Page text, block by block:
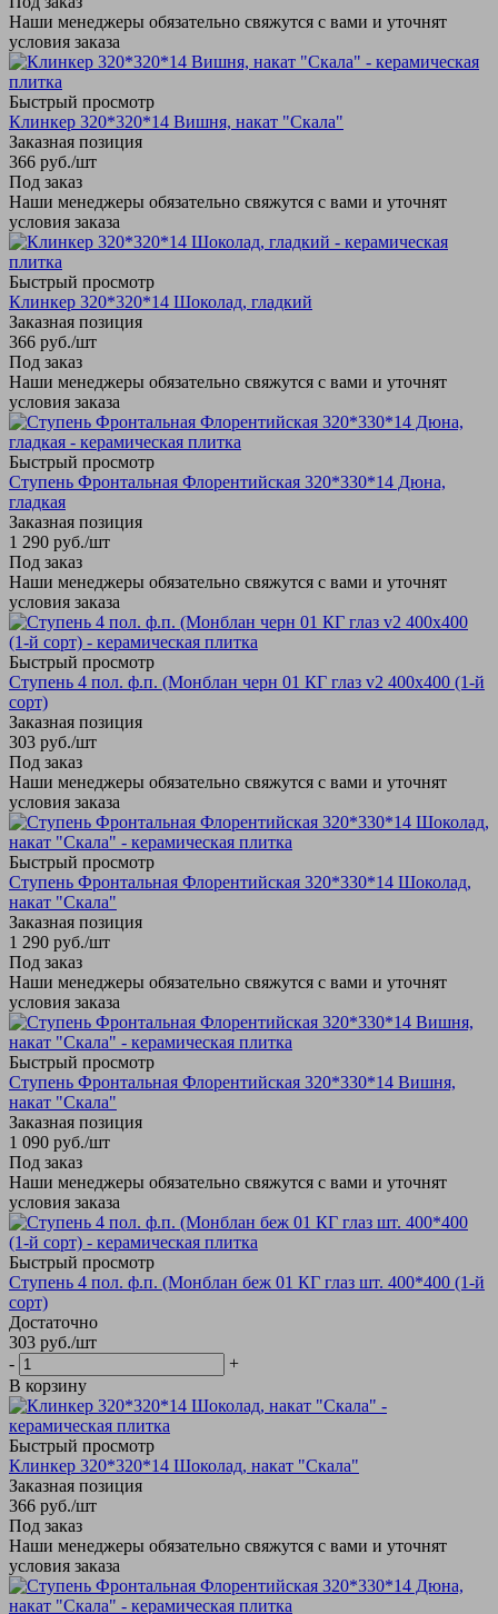
Наши менеджеры обязательно свяжутся с вами и уточнят
условия заказа
Быстрый просмотр
Клинкер 320*320*14 Вишня, накат "Скала"
Заказная позиция
366 руб./шт
Под заказ
Наши менеджеры обязательно свяжутся с вами и уточнят
условия заказа
Быстрый просмотр
Клинкер 320*320*14 Шоколад, гладкий
Заказная позиция
366 руб./шт
Под заказ
Наши менеджеры обязательно свяжутся с вами и уточнят
условия заказа
Быстрый просмотр
Ступень Фронтальная Флорентийская 320*330*14 Дюна,
гладкая
Заказная позиция
1 290 руб./шт
Под заказ
Наши менеджеры обязательно свяжутся с вами и уточнят
условия заказа
Быстрый просмотр
Ступень 4 пол. ф.п. (Монблан черн 01 КГ глаз v2 400х400 (1-й
сорт)
Заказная позиция
303 руб./шт
Под заказ
Наши менеджеры обязательно свяжутся с вами и уточнят
условия заказа
Быстрый просмотр
Ступень Фронтальная Флорентийская 320*330*14 Шоколад,
накат "Скала"
Заказная позиция
1 290 руб./шт
Под заказ
Наши менеджеры обязательно свяжутся с вами и уточнят
условия заказа
Быстрый просмотр
Ступень Фронтальная Флорентийская 320*330*14 Вишня,
накат "Скала"
Заказная позиция
1 090 руб./шт
Под заказ
Наши менеджеры обязательно свяжутся с вами и уточнят
условия заказа
Быстрый просмотр
Ступень 4 пол. ф.п. (Монблан беж 01 КГ глаз шт. 400*400 (1-й
сорт)
Достаточно
303 руб./шт
-
+
В корзину
Быстрый просмотр
Клинкер 320*320*14 Шоколад, накат "Скала"
Заказная позиция
366 руб./шт
Под заказ
Наши менеджеры обязательно свяжутся с вами и уточнят
условия заказа